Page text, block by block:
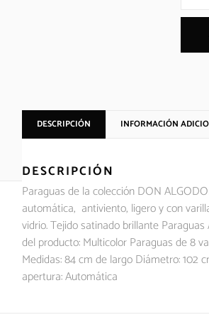
DESCRIPCIÓN INFORMACIÓN
DESCRIPCIÓN
Paraguas de la colección DON
automática, antiviento, ligero y con
vidrio. Tejido satinado brillante
del producto: Multicolor Paraguas de 8
Medidas: 84 cm de largo Diámetro: 102
apertura: Automática